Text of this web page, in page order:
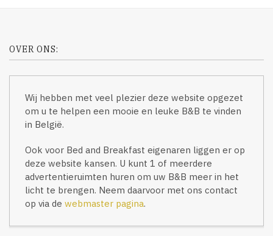
OVER ONS:
Wij hebben met veel plezier deze website opgezet
om u te helpen een mooie en leuke B&B te vinden
in België.
Ook voor Bed and Breakfast eigenaren liggen er op
deze website kansen. U kunt 1 of meerdere
advertentieruimten huren om uw B&B meer in het
licht te brengen. Neem daarvoor met ons contact
op via de webmaster pagina.